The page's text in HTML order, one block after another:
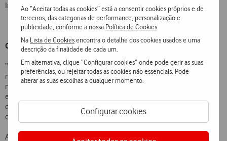
Ao “Aceitar todas as cookies” está a consentir cookies próprios e de
terceiros, das categorias de performance, personalização e
publicidade, conforme a nossa Política de Cookies
Na Lista de Cookiesencontra o detalhe dos cookies usados e uma
descrição da finalidade de cada um.
Em alternativa, clique “Configurar cookies” onde pode gerir as suas
preferências, ou rejeitar todas as cookies não essenciais. Pode
alterar as suas escolhas a qualquer momento.
Configurar cookies
Informação sobre equipamentos disponível no site Vodafone.
Campanha multimeios arranca hoje
“Gigas de mergulhos, Gigas brincadeiras, Gigas de aventuras e Gigas
noitadas”é o mote da campanha desenvolvida pela JWT, que estará
no ar até ao dia 21 de agosto. Para além das tradicionais presenças
em imprensa, rádio e online, foram produzidas mais de 12 mil faces
de mupis, que podem ser vistas pelas ruas e centros comerciais do
continente e regiões autónomas de Portugal.
A criatividade assenta em quatro temas centrais – mergulhos,